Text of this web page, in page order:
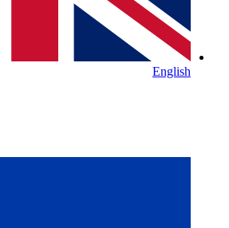
English